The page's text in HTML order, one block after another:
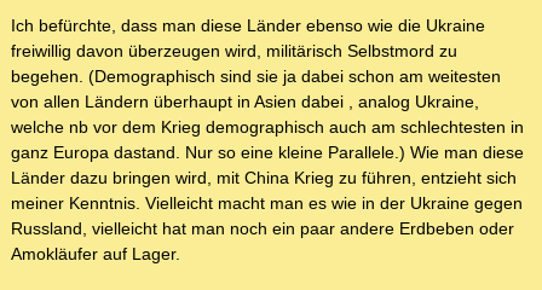
Ich befürchte, dass man diese Länder ebenso wie die Ukraine
freiwillig davon überzeugen wird, militärisch Selbstmord zu
begehen. (Demographisch sind sie ja dabei schon am weitesten
von allen Ländern überhaupt in Asien dabei , analog Ukraine,
welche nb vor dem Krieg demographisch auch am schlechtesten in
ganz Europa dastand. Nur so eine kleine Parallele.) Wie man diese
Länder dazu bringen wird, mit China Krieg zu führen, entzieht sich
meiner Kenntnis. Vielleicht macht man es wie in der Ukraine gegen
Russland, vielleicht hat man noch ein paar andere Erdbeben oder
Amokläufer auf Lager.